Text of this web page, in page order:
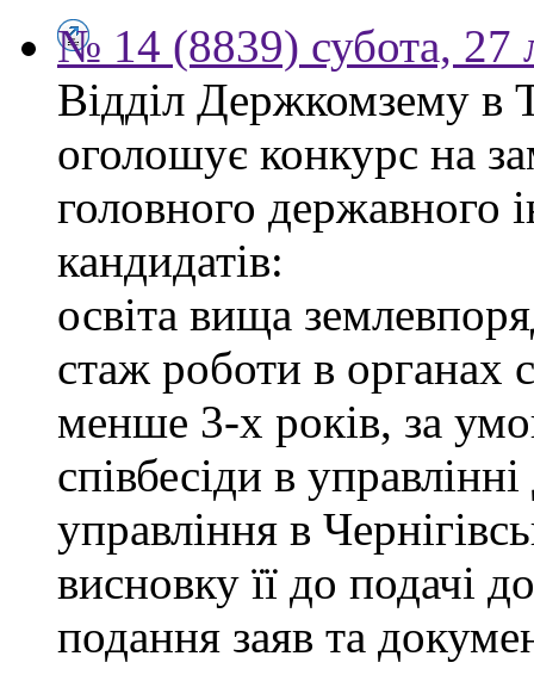
№ 14 (8839) субота, 27
Відділ Держкомзему в
оголошує конкурс на
головного державного
кандидатів:
освіта вища
стаж роботи в органах
менше 3-х років, за
співбесіди в
управління в
висновку її до подачі
подання заяв та